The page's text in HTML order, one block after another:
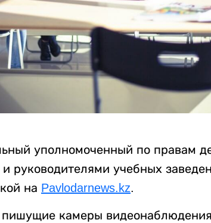
уполномоченный по правам
руководителями учебных
на Pavlodarnews.kz.
камеры